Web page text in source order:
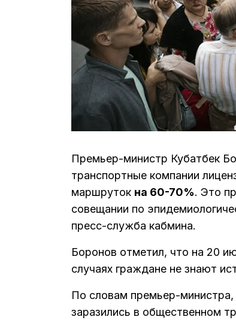
Премьер-министр Кубатбек
транспортные компании
маршруток на 60-70%. Это
совещании по
пресс-служба кабмина.
Боронов отметил, что на 20
случаях граждане не знают
По словам премьер-
заразились в общественном